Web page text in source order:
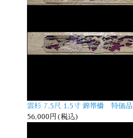
雲杉 7.5尺 1.5寸 錦帯橋 特価品
56,000円(税込)